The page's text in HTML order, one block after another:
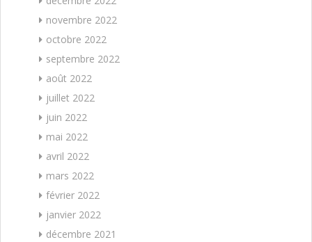
novembre 2022
octobre 2022
septembre 2022
août 2022
juillet 2022
juin 2022
mai 2022
avril 2022
mars 2022
février 2022
janvier 2022
décembre 2021